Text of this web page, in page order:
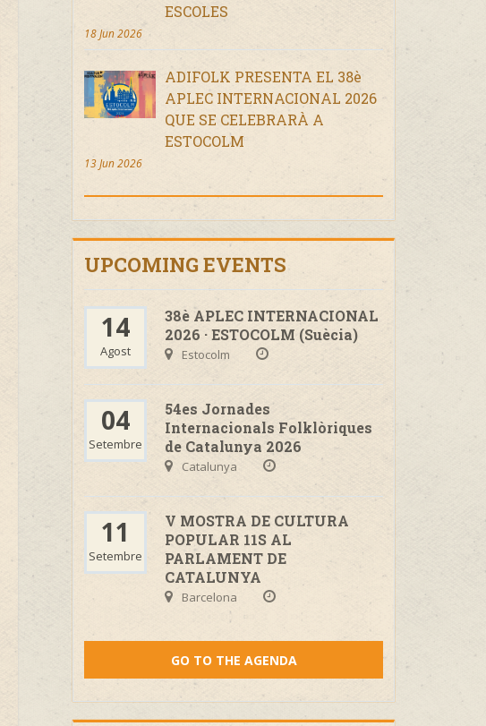
ESCOLES
18 Jun 2026
ADIFOLK PRESENTA EL 38è
APLEC INTERNACIONAL 2026
QUE SE CELEBRARÀ A
ESTOCOLM
13 Jun 2026
UPCOMING EVENTS
14
Agost
38è APLEC INTERNACIONAL
2026 · ESTOCOLM (Suècia)
Estocolm
04
Setembre
54es Jornades
Internacionals Folklòriques
de Catalunya 2026
Catalunya
11
Setembre
V MOSTRA DE CULTURA
POPULAR 11S AL
PARLAMENT DE
CATALUNYA
Barcelona
GO TO THE AGENDA